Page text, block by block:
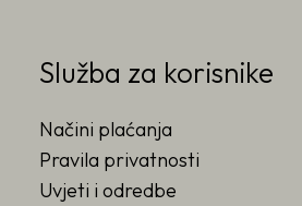
Služba za korisnike
Načini plaćanja
Pravila privatnosti
Uvjeti i odredbe